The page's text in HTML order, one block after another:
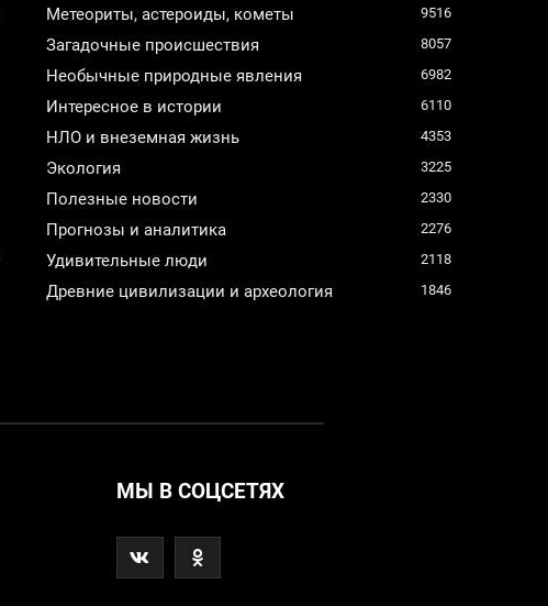
Метеориты, астероиды, кометы 9516
Загадочные происшествия 8057
Необычные природные явления 6982
Интересное в истории 6110
НЛО и внеземная жизнь 4353
Экология 3225
Полезные новости 2330
Прогнозы и аналитика 2276
Удивительные люди 2118
Древние цивилизации и археология 1846
МЫ В СОЦСЕТЯХ